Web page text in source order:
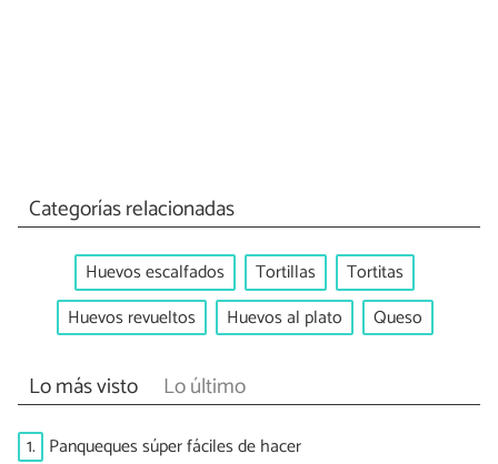
Categorías relacionadas
Huevos escalfados Tortillas
Tortitas
Huevos revueltos
Huevos al plato Queso
Lo más visto Lo último
1. Panqueques súper fáciles de hacer